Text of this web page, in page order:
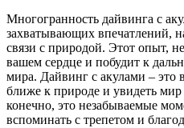
Многогранность дайвинга с
захватывающих впечатлений,
связи с природой. Этот опыт,
вашем сердце и побудит к
мира. Дайвинг с акулами – это
ближе к природе и увидеть
конечно, это незабываемые
вспоминать с трепетом и